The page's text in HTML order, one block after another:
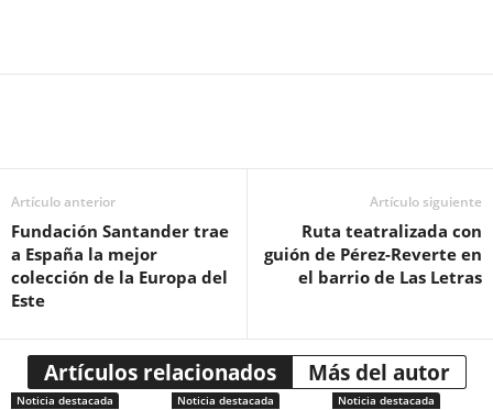
Artículo anterior
Fundación Santander trae
a España la mejor
colección de la Europa del
Este
Artículo siguiente
Ruta teatralizada con
guión de Pérez-Reverte en
el barrio de Las Letras
Artículos relacionados Más del autor
Noticia destacada Noticia destacada Noticia destacada